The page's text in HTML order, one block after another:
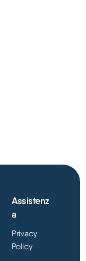
Assistenz
a
Privacy
Policy